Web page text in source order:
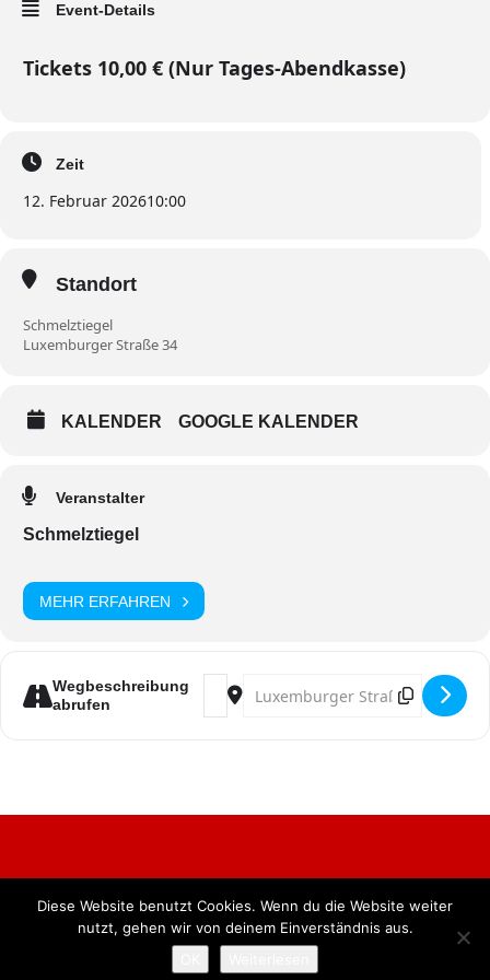
Event-Details
Tickets 10,00 € (Nur Tages-Abendkasse)
Zeit
12. Februar 202610:00
Standort
Schmelztiegel
Luxemburger Straße 34
KALENDER GOOGLE KALENDER
Veranstalter
Schmelztiegel
MEHR ERFAHREN
Wegbeschreibung
abrufen
Address - Karneval im Schmelztiegel
Destination Address - Karneval
Alle Rechte vorbehalten. BKB Verlag GmbH
Diese Website benutzt Cookies. Wenn du die Website weiter
nutzt, gehen wir von deinem Einverständnis aus.